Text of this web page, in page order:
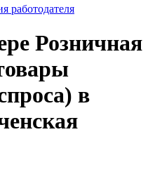
работодателя
Розничная
в